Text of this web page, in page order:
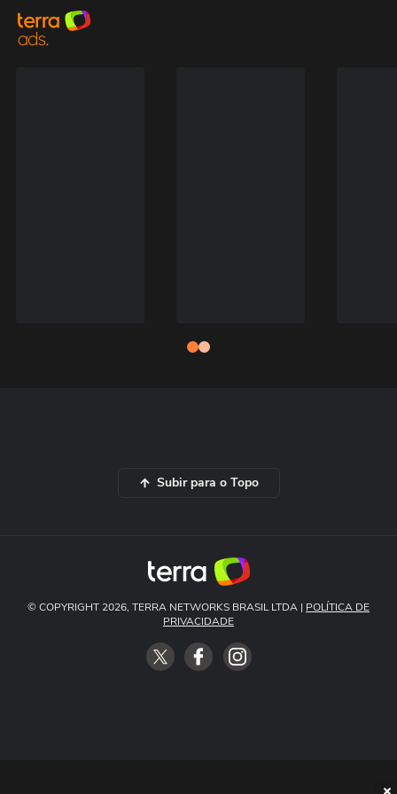
Subir para o Topo
© COPYRIGHT 2026, TERRA NETWORKS BRASIL LTDA | POLÍTICA DE
PRIVACIDADE